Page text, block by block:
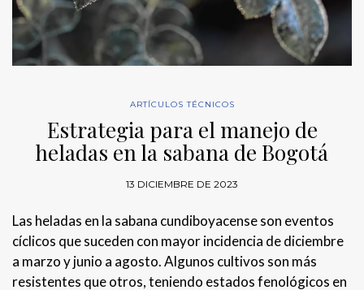
ARTÍCULOS TÉCNICOS
Estrategia para el manejo de
heladas en la sabana de Bogotá
13 DICIEMBRE DE 2023
Las heladas en la sabana cundiboyacense son eventos
cíclicos que suceden con mayor incidencia de diciembre
a marzo y junio a agosto. Algunos cultivos son más
resistentes que otros, teniendo estados fenológicos en